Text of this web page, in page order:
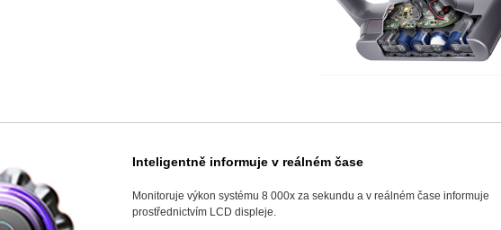
Inteligentně informuje v reálném čase
Monitoruje výkon systému 8 000x za sekundu a v reálném čase informuje
prostřednictvím LCD displeje.